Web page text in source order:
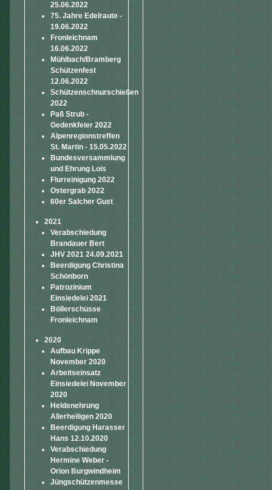
25.06.2022
75. Jahre Edelraute -
19.06.2022
Fronleichnam
16.06.2022
Mühlbach/Bramberg
Schützenfest
12.06.2022
Schützenschnurschießen
2022
Paß Strub -
Gedenkfeier 2022
Alpenregionstreffen
St. Martin - 15.05.2022
Bundesversammlung
und Ehrung Lois
Flurreinigung 2022
Ostergrab 2022
60er Salcher Gust
2021
Verabschiedung
Brandauer Bert
JHV 2021 24.09.2021
Beerdigung Christina
Schönborn
Patrozinium
Einsiedelei 2021
Böllerschüsse
Fronleichnam
2020
Aufbau Krippe
November 2020
Arbeitseinsatz
Einsiedelei November
2020
Heldenehrung
Allerheiligen 2020
Beerdigung Harasser
Hans 12.10.2020
Verabschiedung
Hermine Weber -
Orion Burgwindheim
Jüngschützenmesse